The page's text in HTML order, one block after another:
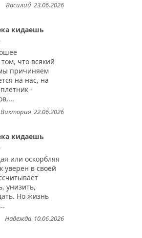
23.06.2026
Василий
кидаешь
что всякий
причиняем
на нас, на
-
22.06.2026
Виктория
кидаешь
или оскорбляя
уверен в своей
унизить,
Но жизнь
10.06.2026
Надежда